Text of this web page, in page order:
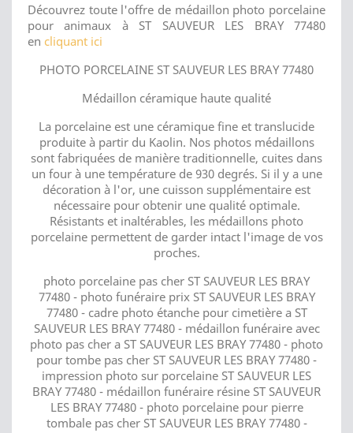
Découvrez toute l'offre de médaillon photo porcelaine
pour animaux à ST SAUVEUR LES BRAY 77480
en cliquant ici
PHOTO PORCELAINE ST SAUVEUR LES BRAY 77480
Médaillon céramique haute qualité
La porcelaine est une céramique fine et translucide
produite à partir du Kaolin. Nos photos médaillons
sont fabriquées de manière traditionnelle, cuites dans
un four à une température de 930 degrés. Si il y a une
décoration à l'or, une cuisson supplémentaire est
nécessaire pour obtenir une qualité optimale.
Résistants et inaltérables, les médaillons photo
porcelaine permettent de garder intact l'image de vos
proches.
photo porcelaine pas cher ST SAUVEUR LES BRAY
77480 - photo funéraire prix ST SAUVEUR LES BRAY
77480 - cadre photo étanche pour cimetière a ST
SAUVEUR LES BRAY 77480 - médaillon funéraire avec
photo pas cher a ST SAUVEUR LES BRAY 77480 - photo
pour tombe pas cher ST SAUVEUR LES BRAY 77480 -
impression photo sur porcelaine ST SAUVEUR LES
BRAY 77480 - médaillon funéraire résine ST SAUVEUR
LES BRAY 77480 - photo porcelaine pour pierre
tombale pas cher ST SAUVEUR LES BRAY 77480 -